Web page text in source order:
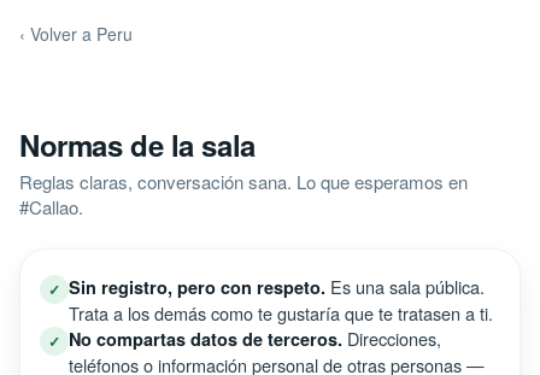
‹ Volver a Peru
Normas de la sala
Reglas claras, conversación sana. Lo que esperamos en
#Callao.
✓ Sin registro, pero con respeto. Es una sala pública.
Trata a los demás como te gustaría que te tratasen a ti.
✓ No compartas datos de terceros. Direcciones,
teléfonos o información personal de otras personas —